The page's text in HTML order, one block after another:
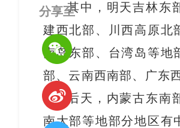
其中，明天吉林东
建西北部、川西高原北
南岛东部、台湾岛等地
部、云南西南部、广东
后天，内蒙古东南
南大部等地部分地区有
分享至